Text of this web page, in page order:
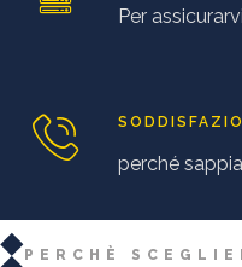
Per
perché
PERCHÈ